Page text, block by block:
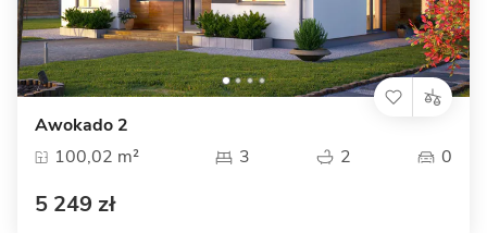
Awokado 2
100,02 m²
3 2 0
5 249 zł